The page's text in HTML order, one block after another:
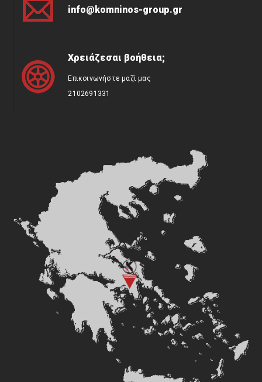
info@komninos-group.gr
Χρειάζεσαι βοήθεια;
Επικοινωνήστε μαζί μας
2102691331